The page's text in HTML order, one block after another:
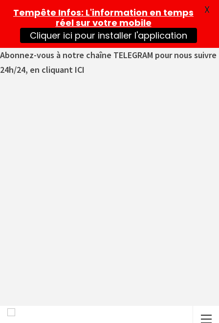
Abonnez-vous à notre chaîne TELEGRAM pour nous suivre
24h/24, en cliquant ICI
Tempête Infos: L'information en temps
réel sur votre mobile
Cliquer ici pour installer l'application
X